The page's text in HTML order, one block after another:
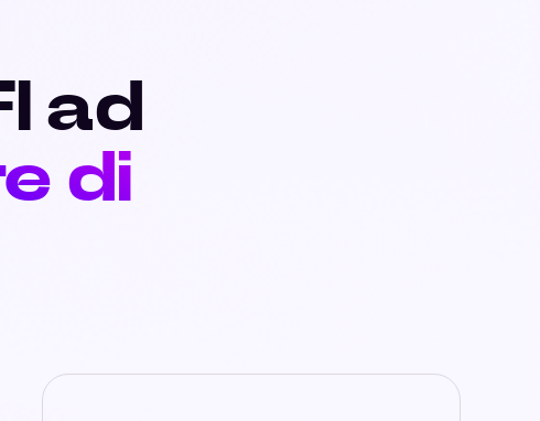
ad
di